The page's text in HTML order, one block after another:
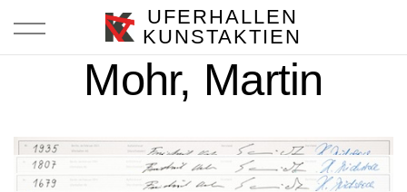
UFERHALLEN
KUNSTAKTIEN
Mohr, Martin